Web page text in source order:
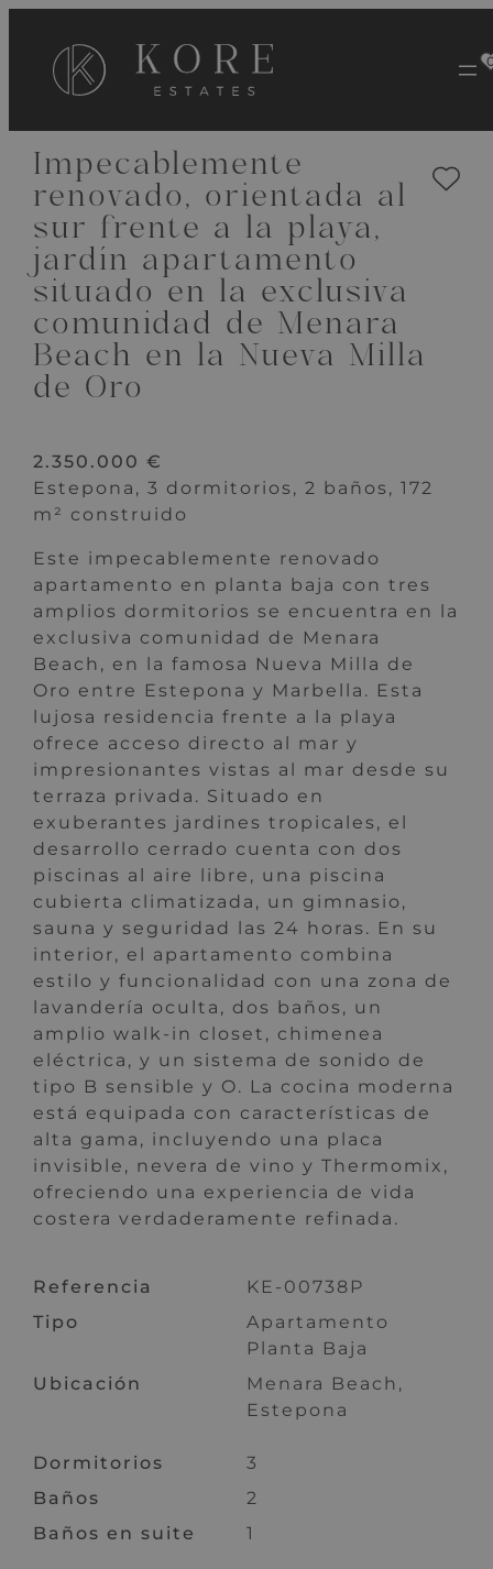
VER 39 IMÁGENES
Impecablemente
renovado, orientada al
sur frente a la playa,
jardín apartamento
situado en la exclusiva
comunidad de Menara
Beach en la Nueva Milla
de Oro
2.350.000 €
Estepona, 3 dormitorios, 2 baños, 172
m² construido
Este impecablemente renovado
apartamento en planta baja con tres
amplios dormitorios se encuentra en la
exclusiva comunidad de Menara
Beach, en la famosa Nueva Milla de
Oro entre Estepona y Marbella. Esta
lujosa residencia frente a la playa
ofrece acceso directo al mar y
impresionantes vistas al mar desde su
terraza privada. Situado en
exuberantes jardines tropicales, el
desarrollo cerrado cuenta con dos
piscinas al aire libre, una piscina
cubierta climatizada, un gimnasio,
sauna y seguridad las 24 horas. En su
interior, el apartamento combina
estilo y funcionalidad con una zona de
lavandería oculta, dos baños, un
amplio walk-in closet, chimenea
eléctrica, y un sistema de sonido de
tipo B sensible y O. La cocina moderna
está equipada con características de
alta gama, incluyendo una placa
invisible, nevera de vino y Thermomix,
ofreciendo una experiencia de vida
costera verdaderamente refinada.
Referencia
KE-00738P
Tipo
Apartamento
Planta Baja
Ubicación
Menara Beach,
Estepona
Dormitorios
3
Baños
2
Baños en suite
1